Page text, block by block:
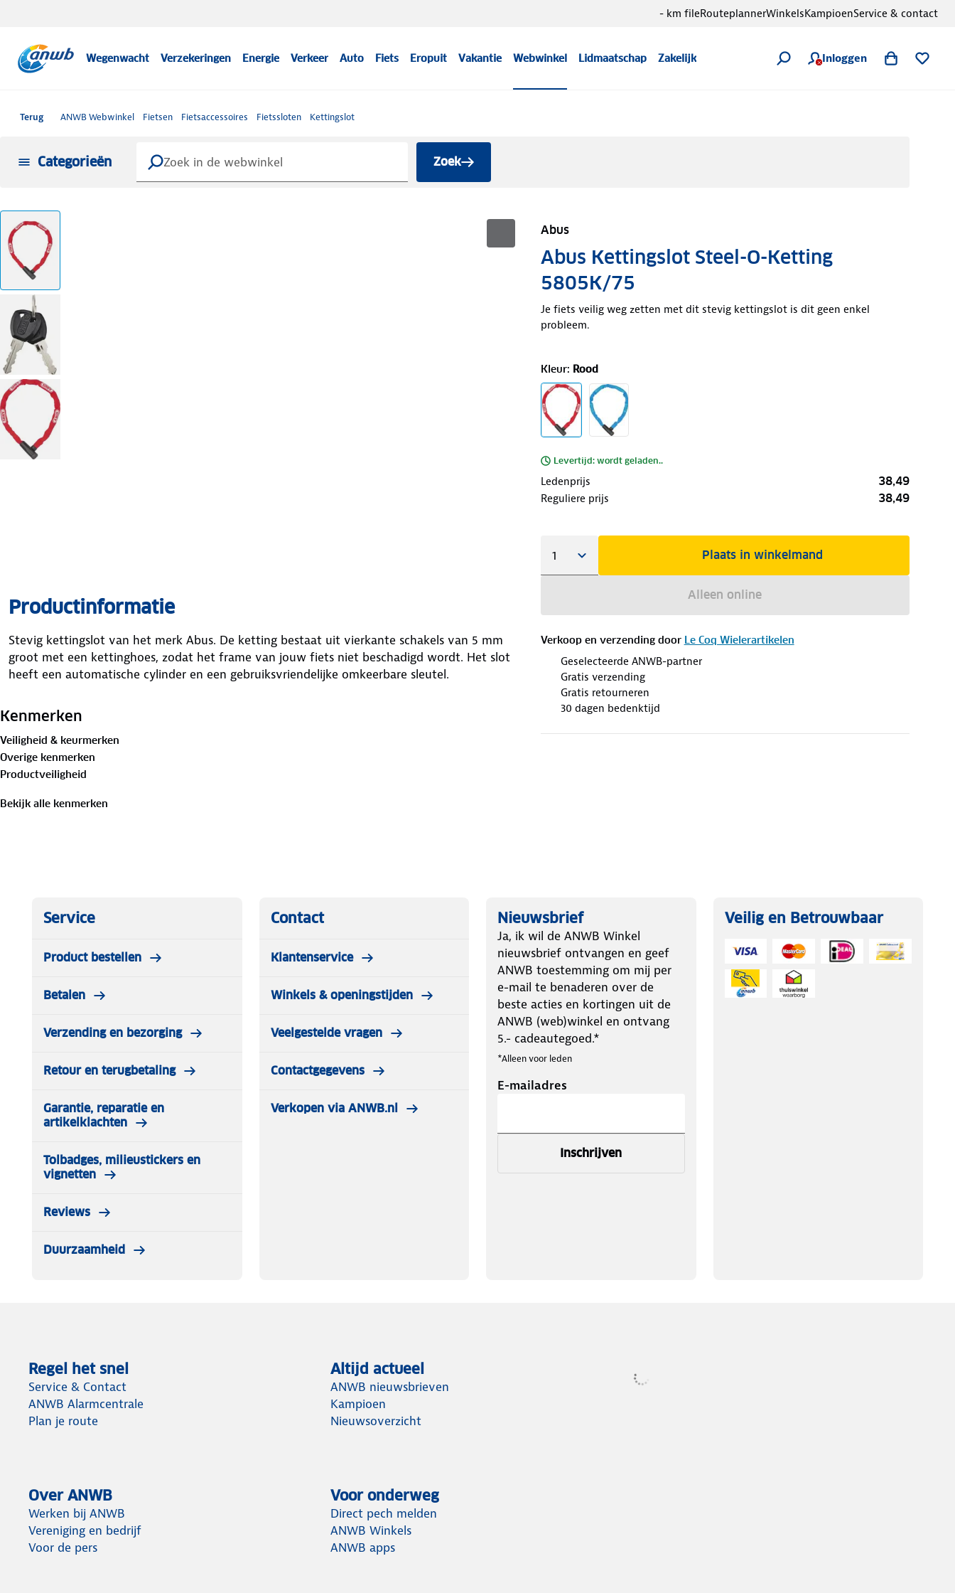
Wegenwacht Verzekeringen Energie Verkeer Auto Fiets Eropuit Vakantie Webwinkel Lidmaatschap Zakelijk Inloggen
- km fileRouteplannerWinkelsKampioenService & contact
Terug ANWB Webwinkel Fietsen Fietsaccessoires Fietssloten Kettingslot
Categorieën Zoek
Abus
Abus Kettingslot Steel-O-Ketting
5805K/75
Je fiets veilig weg zetten met dit stevig kettingslot is dit geen enkel
probleem.
Kleur: Rood
Levertijd: wordt geladen..
Ledenprijs 38,49
Reguliere prijs 38,49
Plaats in winkelmand
Alleen online
Verkoop en verzending door Le Coq Wielerartikelen
Geselecteerde ANWB-partner
Gratis verzending
Gratis retourneren
30 dagen bedenktijd
Productinformatie
Stevig kettingslot van het merk Abus. De ketting bestaat uit vierkante schakels van 5 mm
groot met een kettinghoes, zodat het frame van jouw fiets niet beschadigd wordt. Het slot
heeft een automatische cylinder en een gebruiksvriendelijke omkeerbare sleutel.
Kenmerken
Veiligheid & keurmerken
Overige kenmerken
Productveiligheid
Bekijk alle kenmerken
Service
Product bestellen
Betalen
Verzending en bezorging
Retour en terugbetaling
Garantie, reparatie en
artikelklachten
Tolbadges, milieustickers en
vignetten
Reviews
Duurzaamheid
Contact
Klantenservice
Winkels & openingstijden
Veelgestelde vragen
Contactgegevens
Verkopen via ANWB.nl
Nieuwsbrief
Ja, ik wil de ANWB Winkel
nieuwsbrief ontvangen en geef
ANWB toestemming om mij per
e-mail te benaderen over de
beste acties en kortingen uit de
ANWB (web)winkel en ontvang
5.- cadeautegoed.*
*Alleen voor leden
E-mailadres
Inschrijven
Veilig en Betrouwbaar
Regel het snel
Service & Contact
ANWB Alarmcentrale
Plan je route
Altijd actueel
ANWB nieuwsbrieven
Kampioen
Nieuwsoverzicht
Over ANWB
Werken bij ANWB
Vereniging en bedrijf
Voor de pers
Voor onderweg
Direct pech melden
ANWB Winkels
ANWB apps